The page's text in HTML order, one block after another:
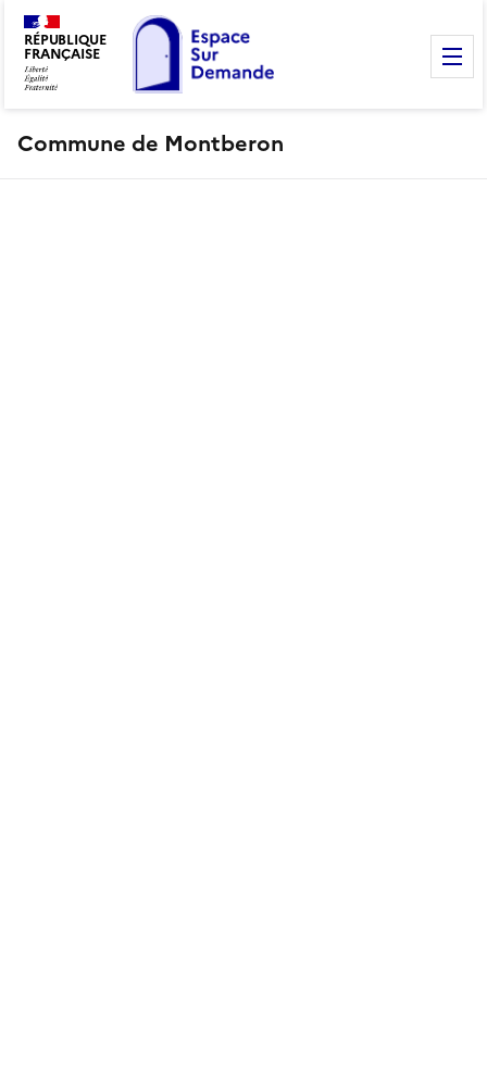
RÉPUBLIQUE
FRANÇAISE
Commune de Montberon